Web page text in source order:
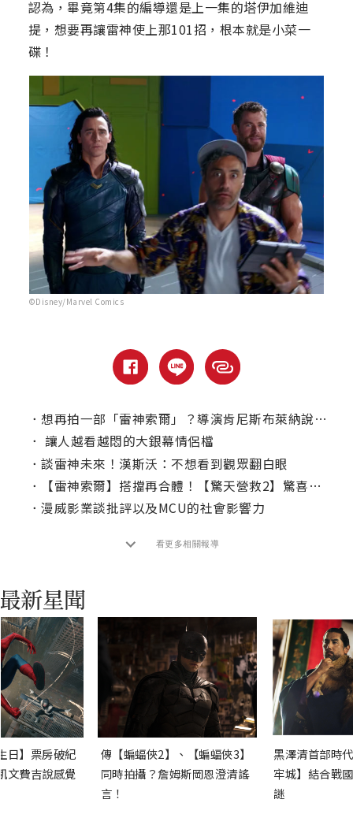
認為，畢竟第4集的編導還是上一集的塔伊加維迪
提，想要再讓雷神使上那101招，根本就是小菜一
碟！
©Disney/Marvel Comics
． 想再拍一部「雷神索爾」？導演肯尼斯布萊納說自己還有一大堆想法！
． 讓人越看越悶的大銀幕情侶檔
． 談雷神未來！漢斯沃：不想看到觀眾翻白眼
．
【雷神索爾】搭擋再合體！【驚天營救2】驚喜選角曝光
． 漫威影業談批評以及MCU的社會影響力
看更多相關報導
日】票房破紀
文費吉說感覺
傳【蝙蝠俠2】、【蝙蝠俠3】
同時拍攝？詹姆斯岡恩澄清謠
言！
黑澤清首部時
牢城】結合戰
謎